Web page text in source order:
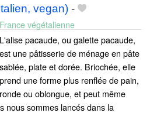
vegan) -
France végétalienne
L'alise pacaude, ou galette pacaude,
est une pâtisserie de ménage en pâte
sablée, plate et dorée. Briochée, elle
prend une forme plus renflée de pain,
ronde ou oblongue, et peut même
nous sommes lancés dans la